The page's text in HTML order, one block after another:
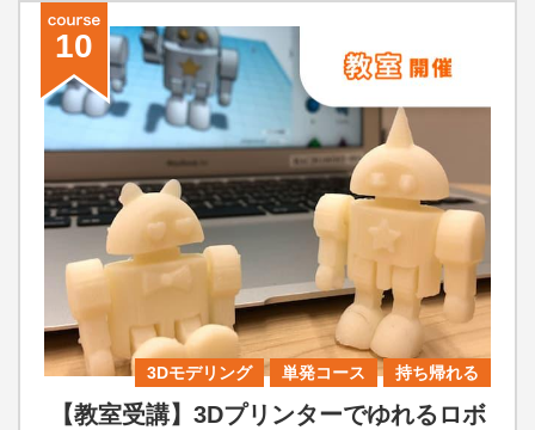
10
3Dモデリング 単発コース 持ち帰れる
【教室受講】3Dプリンターでゆれるロボ